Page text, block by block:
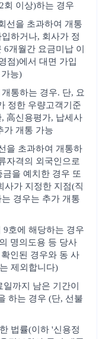
회 이상)하는 경우
선을 초과하여 개통
하거나, 회사가 정
개월간 요금미납 이
점)에서 대면 가입
능)
통하는 경우. 단, 요
정한 우량고객기준
高신용평가, 납세사
가 개통 가능
을 초과하여 개통하
자격의 외국인으로
을 예치한 경우 또
사가 지정한 지점(직
경우는 추가 개통
호에 해당하는 경우
명의도용 등 당사
인된 경우와 동 사
제외합니다)
까지 남은 기간이
하는 경우 (단, 선불
법률(이하 '신용정